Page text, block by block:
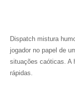
Dispatch mistura
jogador no papel de
situações caóticas. A
rápidas.